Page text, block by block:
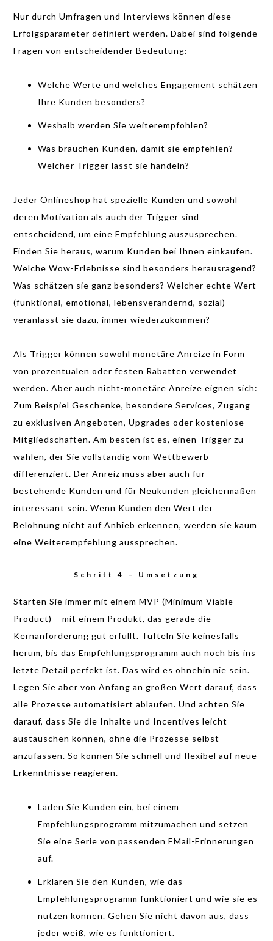
Nur durch Umfragen und Interviews können diese
Erfolgsparameter definiert werden. Dabei sind folgende
Fragen von entscheidender Bedeutung:
Welche Werte und welches Engagement schätzen
Ihre Kunden besonders?
Weshalb werden Sie weiterempfohlen?
Was brauchen Kunden, damit sie empfehlen?
Welcher Trigger lässt sie handeln?
Jeder Onlineshop hat spezielle Kunden und sowohl
deren Motivation als auch der Trigger sind
entscheidend, um eine Empfehlung auszusprechen.
Finden Sie heraus, warum Kunden bei Ihnen einkaufen.
Welche Wow-Erlebnisse sind besonders herausragend?
Was schätzen sie ganz besonders? Welcher echte Wert
(funktional, emotional, lebensverändernd, sozial)
veranlasst sie dazu, immer wiederzukommen?
Als Trigger können sowohl monetäre Anreize in Form
von prozentualen oder festen Rabatten verwendet
werden. Aber auch nicht-monetäre Anreize eignen sich:
Zum Beispiel Geschenke, besondere Services, Zugang
zu exklusiven Angeboten, Upgrades oder kostenlose
Mitgliedschaften. Am besten ist es, einen Trigger zu
wählen, der Sie vollständig vom Wettbewerb
differenziert. Der Anreiz muss aber auch für
bestehende Kunden und für Neukunden gleichermaßen
interessant sein. Wenn Kunden den Wert der
Belohnung nicht auf Anhieb erkennen, werden sie kaum
eine Weiterempfehlung aussprechen.
Schritt 4 – Umsetzung
Starten Sie immer mit einem MVP (Minimum Viable
Product) – mit einem Produkt, das gerade die
Kernanforderung gut erfüllt. Tüfteln Sie keinesfalls
herum, bis das Empfehlungsprogramm auch noch bis ins
letzte Detail perfekt ist. Das wird es ohnehin nie sein.
Legen Sie aber von Anfang an großen Wert darauf, dass
alle Prozesse automatisiert ablaufen. Und achten Sie
darauf, dass Sie die Inhalte und Incentives leicht
austauschen können, ohne die Prozesse selbst
anzufassen. So können Sie schnell und flexibel auf neue
Erkenntnisse reagieren.
Laden Sie Kunden ein, bei einem
Empfehlungsprogramm mitzumachen und setzen
Sie eine Serie von passenden EMail-Erinnerungen
auf.
Erklären Sie den Kunden, wie das
Empfehlungsprogramm funktioniert und wie sie es
nutzen können. Gehen Sie nicht davon aus, dass
jeder weiß, wie es funktioniert.